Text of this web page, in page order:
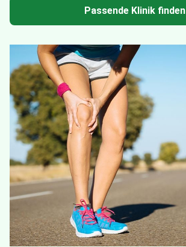
Passende Klinik finden